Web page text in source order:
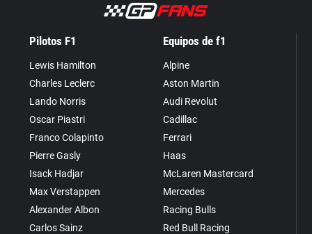
Pilotos F1
Lewis Hamilton
Charles Leclerc
Lando Norris
Oscar Piastri
Franco Colapinto
Pierre Gasly
Isack Hadjar
Max Verstappen
Alexander Albon
Carlos Sainz
Equipos de f1
Alpine
Aston Martin
Audi Revolut
Cadillac
Ferrari
Haas
McLaren Mastercard
Mercedes
Racing Bulls
Red Bull Racing